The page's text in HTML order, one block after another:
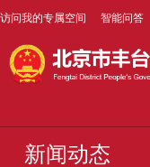
访问我的专属空间 智能问答
新闻动态